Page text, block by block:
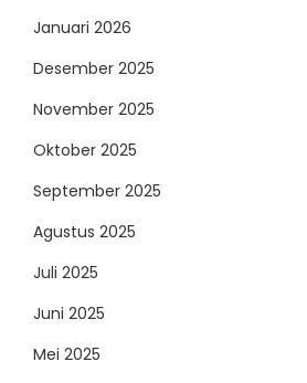
Januari 2026
Desember 2025
November 2025
Oktober 2025
September 2025
Agustus 2025
Juli 2025
Juni 2025
Mei 2025